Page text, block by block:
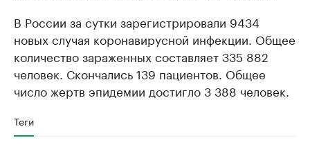
В России за сутки зарегистрировали 9434
новых случая коронавирусной инфекции. Общее
количество зараженных составляет 335 882
человек. Скончались 139 пациентов. Общее
число жертв эпидемии достигло 3 388 человек.
Теги